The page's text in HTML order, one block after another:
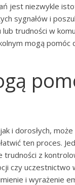
jest niezwykle
sygnałów i
trudności w
mogą pomóc
i dorosłych,
ten proces.
trudności z
czy uczestnictwo
i wyrażenie